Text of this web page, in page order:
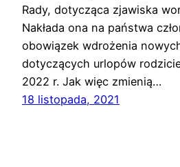
Rady, dotycząca zjawiska
Nakłada ona na państwa
obowiązek wdrożenia
dotyczących urlopów
2022 r. Jak więc zmienią…
18 listopada, 2021